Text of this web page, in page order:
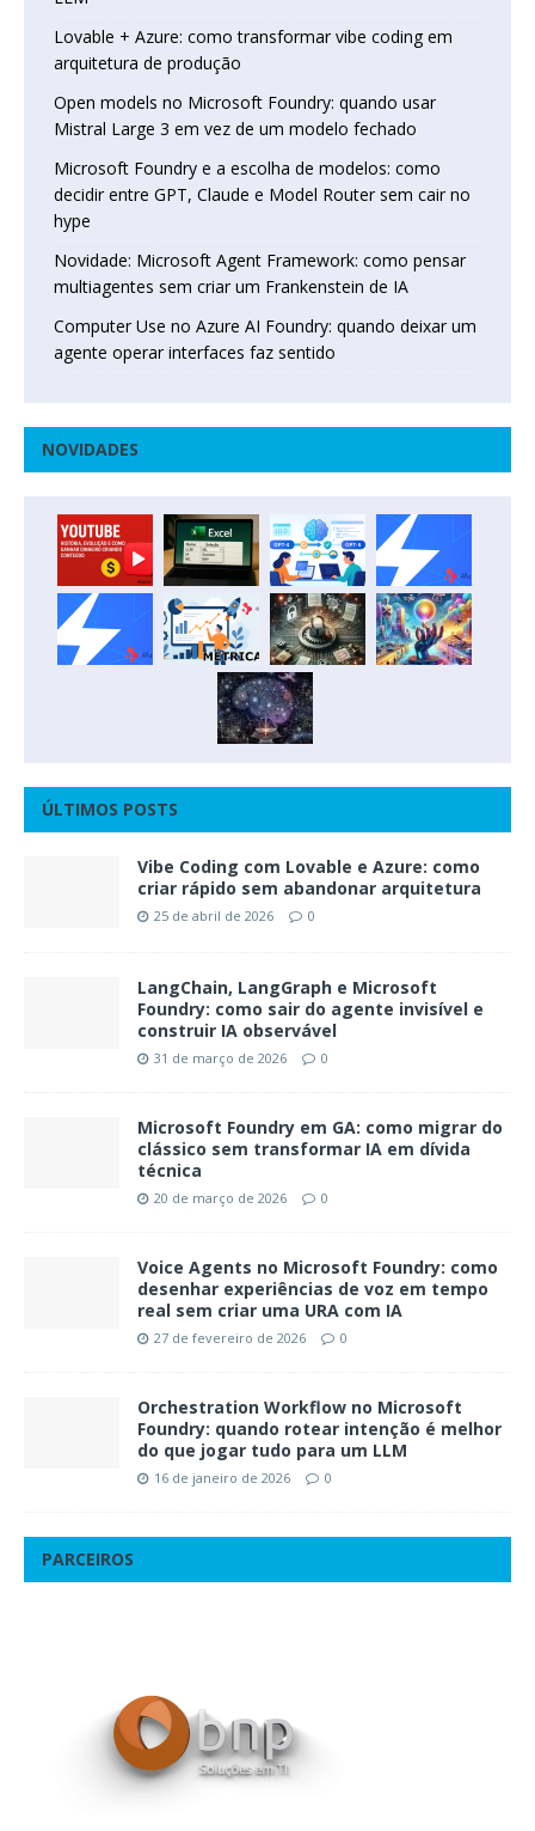
Lovable + Azure: como transformar vibe coding em
arquitetura de produção
Open models no Microsoft Foundry: quando usar
Mistral Large 3 em vez de um modelo fechado
Microsoft Foundry e a escolha de modelos: como
decidir entre GPT, Claude e Model Router sem cair no
hype
Novidade: Microsoft Agent Framework: como pensar
multiagentes sem criar um Frankenstein de IA
Computer Use no Azure AI Foundry: quando deixar um
agente operar interfaces faz sentido
NOVIDADES
ÚLTIMOS POSTS
Vibe Coding com Lovable e Azure: como
criar rápido sem abandonar arquitetura
25 de abril de 2026 0
LangChain, LangGraph e Microsoft
Foundry: como sair do agente invisível e
construir IA observável
31 de março de 2026 0
Microsoft Foundry em GA: como migrar do
clássico sem transformar IA em dívida
técnica
20 de março de 2026 0
Voice Agents no Microsoft Foundry: como
desenhar experiências de voz em tempo
real sem criar uma URA com IA
27 de fevereiro de 2026 0
Orchestration Workflow no Microsoft
Foundry: quando rotear intenção é melhor
do que jogar tudo para um LLM
16 de janeiro de 2026 0
PARCEIROS